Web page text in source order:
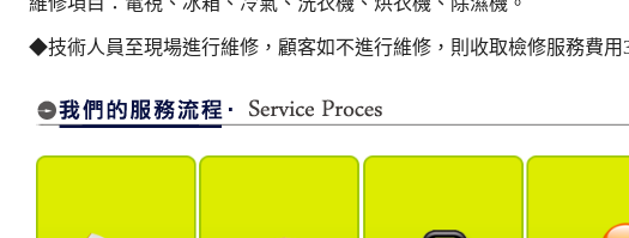
◆技術人員至現場進行維修，顧客如不進行維修，則收取檢修服務費用